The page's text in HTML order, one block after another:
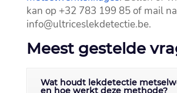
kan op +32 783 199 85 of mail
info@ultriceslekdetectie.​be.​
Meest gestelde
Wat houdt lekdetectie
en hoe werkt deze methode?